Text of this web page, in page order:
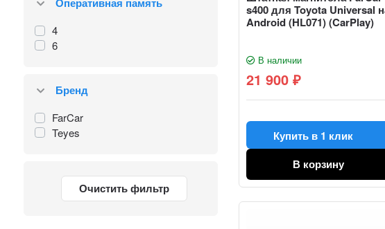
4
6
Бренд
FarCar
Teyes
Очистить фильтр
s400 для Toyota Universal
Android (HL071) (CarPlay)
В наличии
21 900₽
Купить в 1 клик
В корзину